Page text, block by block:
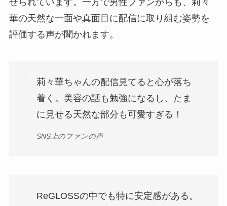
華の天然な一面や真面目に配信に取り組む姿勢を
評価する声が聞かれます。
莉々華ちゃんの配信見てると心が落ち
着く。美容の話も勉強になるし、たま
に見せる天然な部分も可愛すぎる！
SNS上のファンの声
ReGLOSSの中でも特に安定感がある。